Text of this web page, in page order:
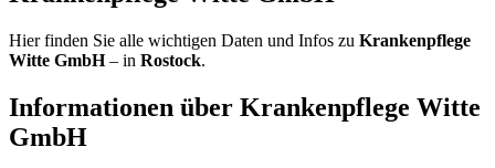
Hier finden Sie alle wichtigen Daten und Infos zu Krankenpflege
Witte GmbH– in Rostock.
Informationen über Krankenpflege Witte
GmbH